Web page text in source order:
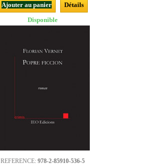
Ajouter au panier
Détails
Disponible
REFERENCE: 978-2-85910-536-5